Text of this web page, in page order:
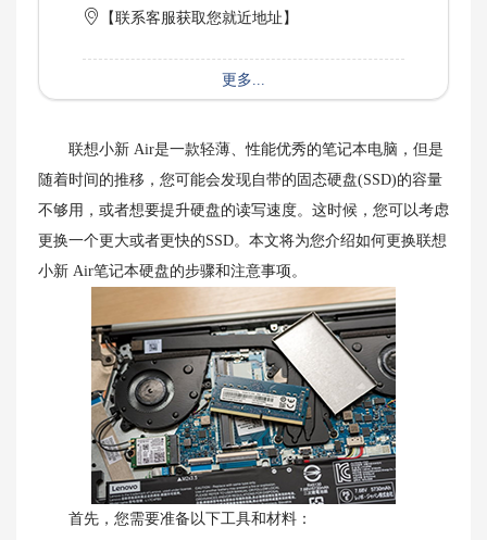
【联系客服获取您就近地址】
更多...
联想小新 Air是一款轻薄、性能优秀的笔记本电脑，但是
随着时间的推移，您可能会发现自带的固态硬盘(SSD)的容量
不够用，或者想要提升硬盘的读写速度。这时候，您可以考虑
更换一个更大或者更快的SSD。本文将为您介绍如何更换联想
小新 Air笔记本硬盘的步骤和注意事项。
首先，您需要准备以下工具和材料：